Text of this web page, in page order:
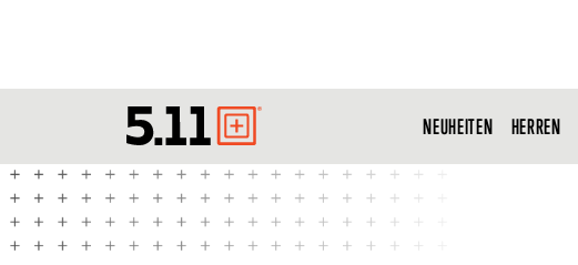
Tactical
Gear
NEUHEITEN HERREN